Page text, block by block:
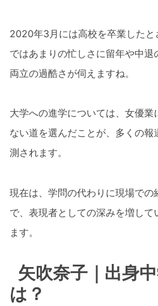
2020年3月には高校を卒業したと
ではあまりの忙しさに留年や中
両立の過酷さが伺えますね。
大学への進学については、女優業
ない道を選んだことが、多くの
測されます。
現在は、学問の代わりに現場での
で、表現者としての深みを増し
ます。
矢吹奈子｜出身
は？